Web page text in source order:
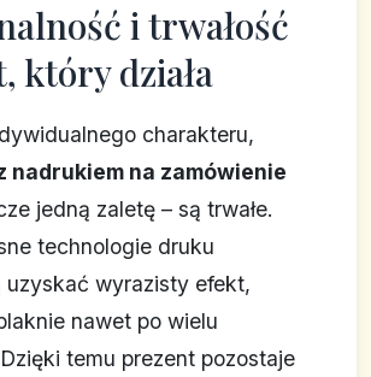
i trwałość
który działa
charakteru,
nadrukiem na zamówienie
jedną zaletę – są trwałe.
technologie druku
uzyskać wyrazisty efekt,
nawet po wielu
temu prezent pozostaje